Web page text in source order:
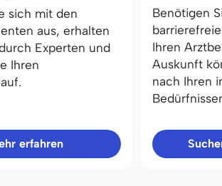
sich mit den
aus, erhalten
Experten und
Ihren
erfahren
Benötigen
Ihren
Auskunft
nach Ihren